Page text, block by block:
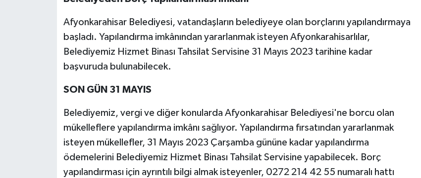
Afyonkarahisar Belediyesi, vatandaşların belediyeye olan borçlarını yapılandırmaya
başladı. Yapılandırma imkânından yararlanmak isteyen Afyonkarahisarlılar,
Belediyemiz Hizmet Binası Tahsilat Servisine 31 Mayıs 2023 tarihine kadar
başvuruda bulunabilecek.
SON GÜN 31 MAYIS
Belediyemiz, vergi ve diğer konularda Afyonkarahisar Belediyesi'ne borcu olan
mükelleflere yapılandırma imkânı sağlıyor. Yapılandırma fırsatından yararlanmak
isteyen mükellefler, 31 Mayıs 2023 Çarşamba gününe kadar yapılandırma
ödemelerini Belediyemiz Hizmet Binası Tahsilat Servisine yapabilecek. Borç
yapılandırması için ayrıntılı bilgi almak isteyenler, 0272 214 42 55 numaralı hattı